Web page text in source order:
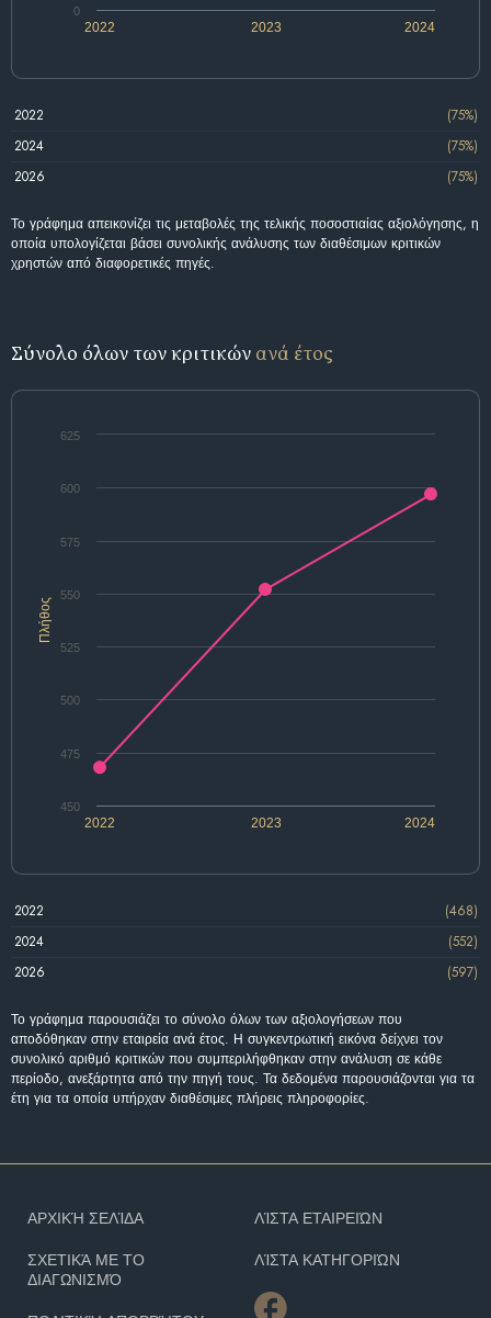
2022 2023 2024
0
2022
(75%)
2024
(75%)
2026
(75%)
Το γράφημα απεικονίζει τις μεταβολές της τελικής ποσοστιαίας αξιολόγησης, η
οποία υπολογίζεται βάσει συνολικής ανάλυσης των διαθέσιμων κριτικών
χρηστών από διαφορετικές πηγές.
Σύνολο όλων των κριτικών ανά έτος
Πλήθος
2022 2024
2023
450
475
500
525
550
575
600
625
2022
(468)
2024
(552)
2026
(597)
Το γράφημα παρουσιάζει το σύνολο όλων των αξιολογήσεων που
αποδόθηκαν στην εταιρεία ανά έτος. Η συγκεντρωτική εικόνα δείχνει τον
συνολικό αριθμό κριτικών που συμπεριλήφθηκαν στην ανάλυση σε κάθε
περίοδο, ανεξάρτητα από την πηγή τους. Τα δεδομένα παρουσιάζονται για τα
έτη για τα οποία υπήρχαν διαθέσιμες πλήρεις πληροφορίες.
ΑΡΧΙΚΉ ΣΕΛΊΔΑ
ΣΧΕΤΙΚΆ ΜΕ ΤΟ
ΔΙΑΓΩΝΙΣΜΌ
ΛΊΣΤΑ ΕΤΑΙΡΕΙΏΝ
ΛΊΣΤΑ ΚΑΤΗΓΟΡΙΏΝ